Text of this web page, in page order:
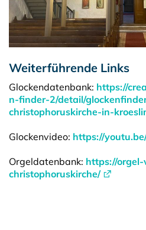
Weiterführende Links
Glockendatenbank: https://
n-finder-2/detail/
christophoruskirche-in-
Glockenvideo: https://
Orgeldatenbank: https://orgel-
christophoruskirche/